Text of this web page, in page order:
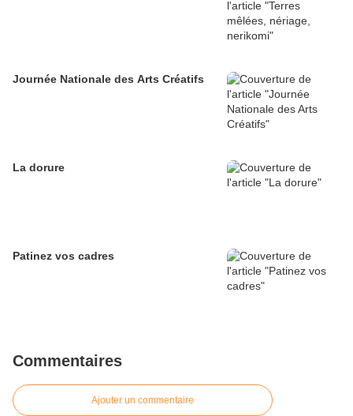
Journée Nationale des Arts Créatifs
La dorure
Patinez vos cadres
Commentaires
Ajouter un commentaire